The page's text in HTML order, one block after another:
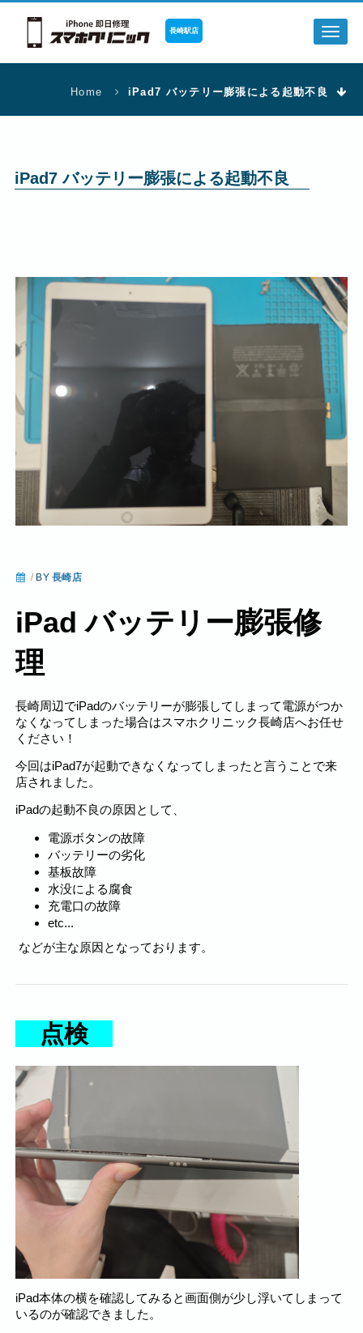
Toggle
長崎駅店
Home iPad7 バッテリー膨張による起動不良
iPad7 バッテリー膨張による起動不良
/ BY長崎店
iPad バッテリー膨張修
理
長崎周辺でiPadのバッテリーが膨張してしまって電源がつか
なくなってしまった場合はスマホクリニック長崎店へお任せ
ください！
今回はiPad7が起動できなくなってしまったと言うことで来
店されました。
iPadの起動不良の原因として、
電源ボタンの故障
バッテリーの劣化
基板故障
水没による腐食
充電口の故障
etc...
などが主な原因となっております。
点検
iPad本体の横を確認してみると画面側が少し浮いてしまって
いるのが確認できました。